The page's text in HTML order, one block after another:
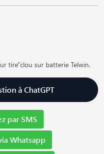
tire"clou sur batterie Telwin.
à ChatGPT
par SMS
Whatsapp